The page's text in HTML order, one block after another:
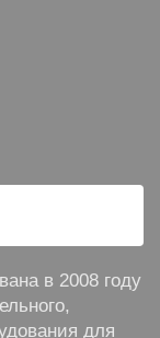
в 2008 году
для